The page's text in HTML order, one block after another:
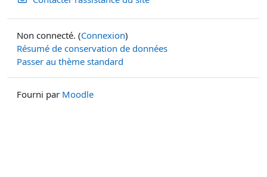
Non connecté. (Connexion)
Résumé de conservation de données
Passer au thème standard
Fourni par Moodle